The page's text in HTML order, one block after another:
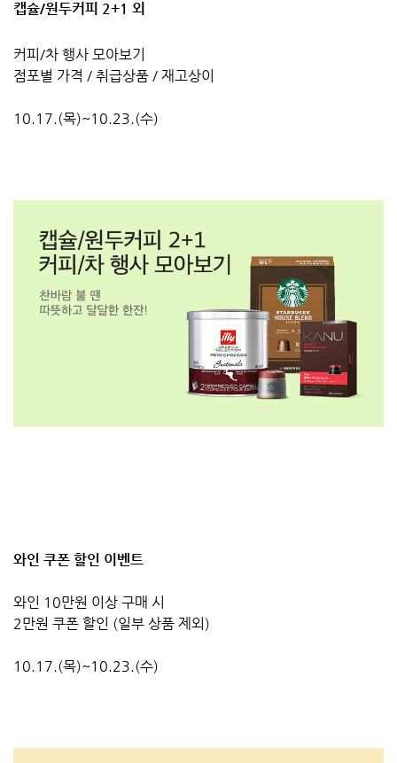
캡슐/원두커피 2+1 외
커피/차 행사 모아보기
점포별 가격 / 취급상품 / 재고상이
10.17.(목)~10.23.(수)
와인 쿠폰 할인 이벤트
와인 10만원 이상 구매 시
2만원 쿠폰 할인 (일부 상품 제외)
10.17.(목)~10.23.(수)